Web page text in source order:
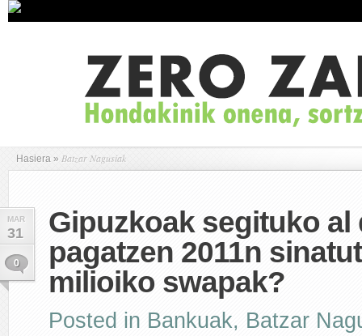
Hasiera » Batzar Nagusiak
MAR
31
0
Gipuzkoak segituko al
pagatzen 2011n
milioiko swapak?
Posted in Bankuak, Batzar